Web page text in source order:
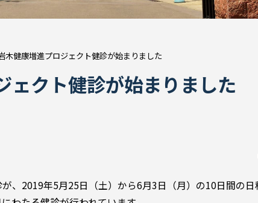
木健康増進プロジェクト健診が始まりました
クト健診が始まりました
、2019年5月25日（土）から6月3日（月）の10日間の日